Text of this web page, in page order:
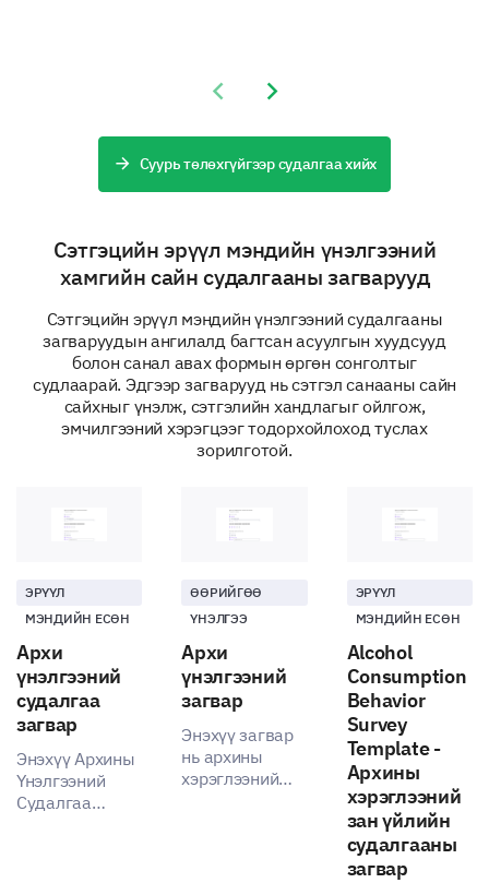
Follow a balanced diet
Spend time outdoors
Sleep at least 8 hours a night
Could you elaborate on other coping strategies
you employ to help manage your mental
health?
Previous slide
Next slide
Суурь төлөхгүйгээр судалгаа хийх
Сэтгэцийн эрүүл мэндийн үнэлгээний
хамгийн сайн судалгааны загварууд
Сэтгэцийн эрүүл мэндийн үнэлгээний судалгааны
загваруудын ангилалд багтсан асуулгын хуудсууд
болон санал авах формын өргөн сонголтыг
судлаарай. Эдгээр загварууд нь сэтгэл санааны сайн
сайхныг үнэлж, сэтгэлийн хандлагыг ойлгож,
эмчилгээний хэрэгцээг тодорхойлоход туслах
зорилготой.
ЭРҮҮЛ
МЭНДИЙН ЕСӨН
Архи
үнэлгээний
судалгаа
загвар
Энэхүү Архины
Үнэлгээний
Судалгаа
ӨӨРИЙГӨӨ
ҮНЭЛГЭЭ
Архи
үнэлгээний
загвар
Энэхүү загвар
нь архины
хэрэглээний
ЭРҮҮЛ
МЭНДИЙН ЕСӨН
Alcohol
Consumption
Behavior
Survey
Template -
Архины
хэрэглээний
зан үйлийн
судалгааны
загвар